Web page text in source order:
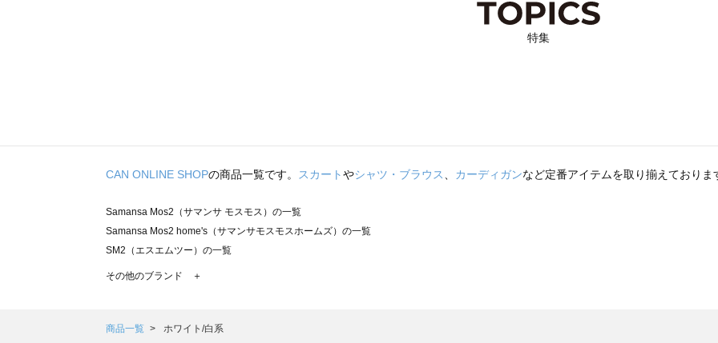
特集
CAN ONLINE SHOPの商品一覧です。 スカートやシャツ・ブラウス カーディガンなど定番アイテムを取り揃えておりま
Samansa Mos2（サマンサ モスモス）の一覧
Samansa Mos2 home's（サマンサモスモスホームズ）の一覧
SM2（エスエムツー）の一覧
TSUHARU by Samansa Mos2（ツハルバイサマンサモスモス）の一覧
Samansa Mos2 Lagom（サマンサモスモス ラーゴム）の一覧
その他のブランド ＋
商品一覧 ホワイト/白系